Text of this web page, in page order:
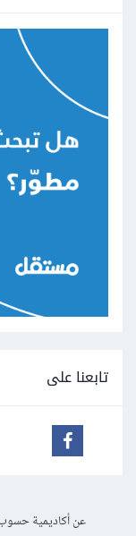
تابعنا على
عن أكاديمية حسوب